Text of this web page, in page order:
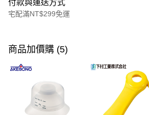
付款與運送方式
宅配滿NT$299免運
信用卡一次付款
超商取貨付款
LINE Pay
Apple Pay
商品加價購 (5)